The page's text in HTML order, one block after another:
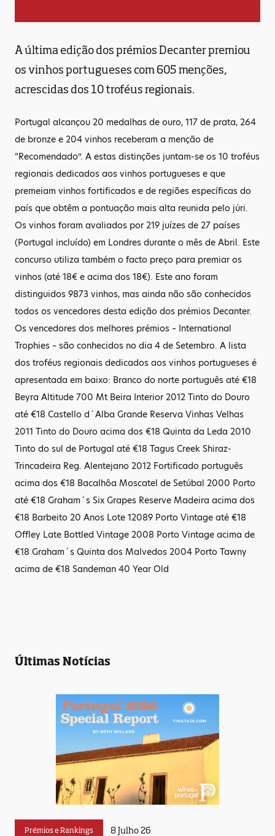
A última edição dos prémios Decanter premiou
os vinhos portugueses com 605 menções,
acrescidas dos 10 troféus regionais.
Portugal alcançou 20 medalhas de ouro, 117 de prata, 264
de bronze e 204 vinhos receberam a menção de
“Recomendado”. A estas distinções juntam-se os 10 troféus
regionais dedicados aos vinhos portugueses e que
premeiam vinhos fortificados e de regiões específicas do
país que obtêm a pontuação mais alta reunida pelo júri.
Os vinhos foram avaliados por 219 juízes de 27 países
(Portugal incluído) em Londres durante o mês de Abril. Este
concurso utiliza também o facto preço para premiar os
vinhos (até 18€ e acima dos 18€). Este ano foram
distinguidos 9873 vinhos, mas ainda não são conhecidos
todos os vencedores desta edição dos prémios Decanter.
Os vencedores dos melhores prémios – International
Trophies – são conhecidos no dia 4 de Setembro. A lista
dos troféus regionais dedicados aos vinhos portugueses é
apresentada em baixo: Branco do norte português até €18
Beyra Altitude 700 Mt Beira Interior 2012 Tinto do Douro
até €18 Castello d´Alba Grande Reserva Vinhas Velhas
2011 Tinto do Douro acima dos €18 Quinta da Leda 2010
Tinto do sul de Portugal até €18 Tagus Creek Shiraz-
Trincadeira Reg. Alentejano 2012 Fortificado português
acima dos €18 Bacalhôa Moscatel de Setúbal 2000 Porto
até €18 Graham´s Six Grapes Reserve Madeira acima dos
€18 Barbeito 20 Anos Lote 12089 Porto Vintage até €18
Offley Late Bottled Vintage 2008 Porto Vintage acima de
€18 Graham´s Quinta dos Malvedos 2004 Porto Tawny
acima de €18 Sandeman 40 Year Old
Últimas Notícias
Prémios e Rankings 8 Julho 26